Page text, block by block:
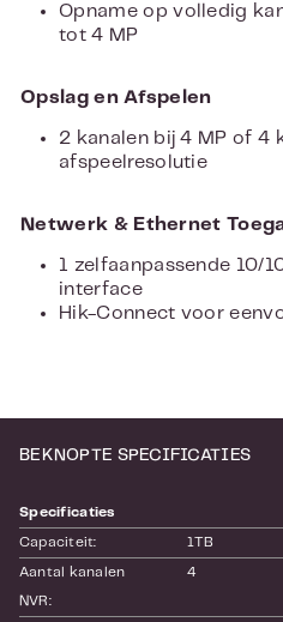
Opname op volledig
tot 4 MP
Opslag en Afspelen
2 kanalen bij 4 MP of 4
afspeelresolutie
Netwerk & Ethernet
1 zelfaanpassende 10/
interface
Hik-Connect voor
BEKNOPTE SPECIFICATIES
Specificaties
Capaciteit: 1TB
Aantal kanalen
NVR:
4